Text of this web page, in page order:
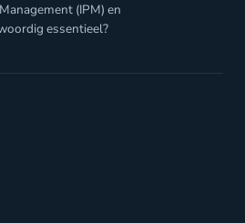
(IPM) en
essentieel?